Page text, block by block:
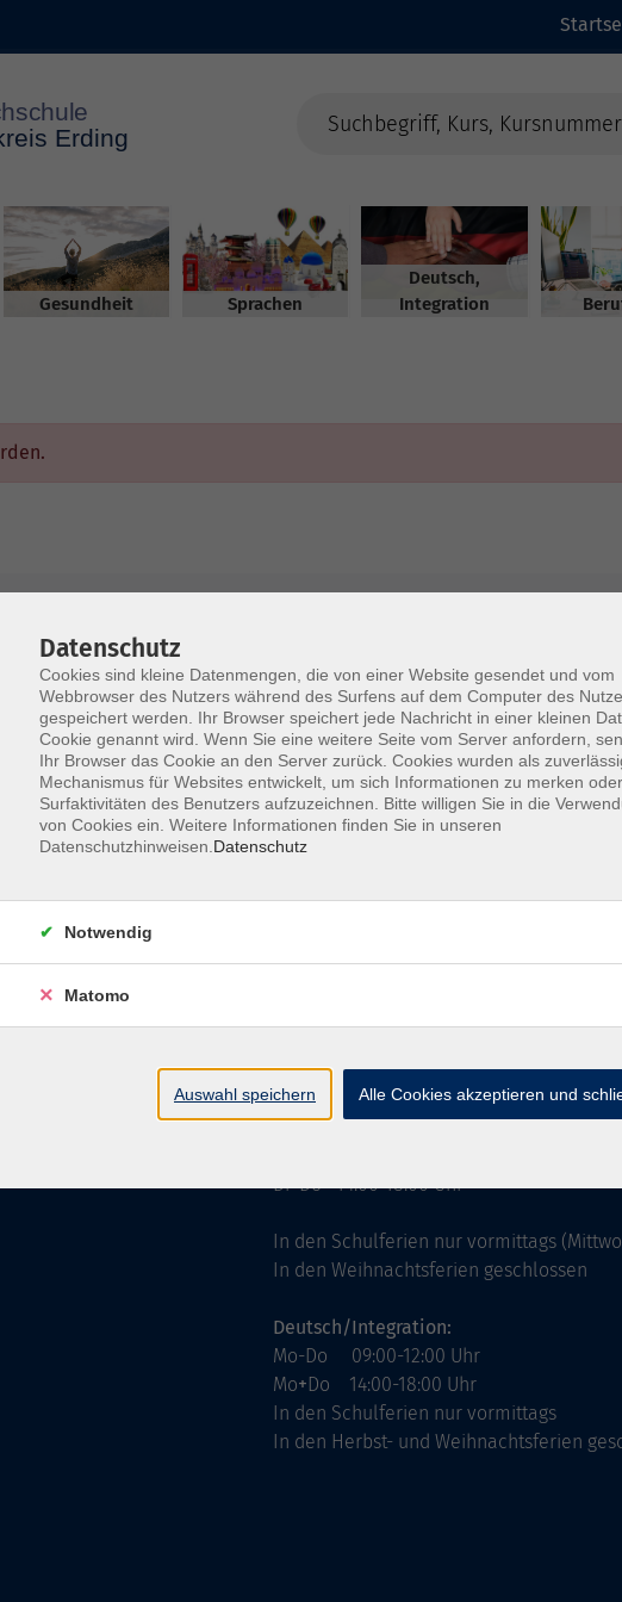
Gesundheit Sprachen
Deutsch,
Integration
für Dozentinnen und
für Dozentinnen
cloud
Volkshochschule im Lkr. Erding
Zweckverband Volkshochschule im Lkr.
Lethnerstr. 13
85435 ErdingGoogleMaps®
Servicezeiten
allgemein:
Di+Do 14:00-18:00 Uhr
In den Schulferien nur vormittags
In den Weihnachtsferien geschlossen
Deutsch/Integration:
Mo-Do 09:00-12:00 Uhr
Mo+Do 14:00-18:00 Uhr
In den Schulferien nur vormittags
In den Herbst- und Weihnachtsferien
Datenschutz
Cookies sind kleine Datenmengen, die von einer Website gesendet und vom
Webbrowser des Nutzers während des Surfens auf dem Computer des
gespeichert werden. Ihr Browser speichert jede Nachricht in einer kleinen
Cookie genannt wird. Wenn Sie eine weitere Seite vom Server anfordern,
Ihr Browser das Cookie an den Server zurück. Cookies wurden als
Mechanismus für Websites entwickelt, um sich Informationen zu merken
Surfaktivitäten des Benutzers aufzuzeichnen. Bitte willigen Sie in die
von Cookies ein. Weitere Informationen finden Sie in unseren
Datenschutzhinweisen. Datenschutz
Notwendig
Matomo
Auswahl speichern Alle Cookies akzeptieren und